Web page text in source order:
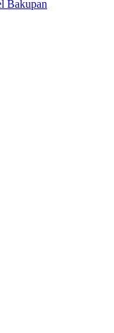
Bakupan